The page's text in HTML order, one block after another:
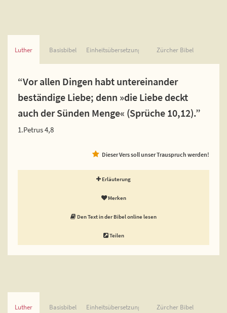
Luther Basisbibel Einheitsübersetzung Zürcher Bibel
“Vor allen Dingen habt untereinander
beständige Liebe; denn »die Liebe deckt
auch der Sünden Menge« (Sprüche 10,12).”
1.Petrus 4,8
Dieser Vers soll unser Trauspruch werden!
Erläuterung
Merken
Den Text in der Bibel online lesen
Teilen
Luther Basisbibel Einheitsübersetzung Zürcher Bibel